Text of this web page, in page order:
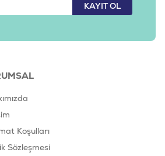
KAYIT OL
Koşulları
Sözleşmesi